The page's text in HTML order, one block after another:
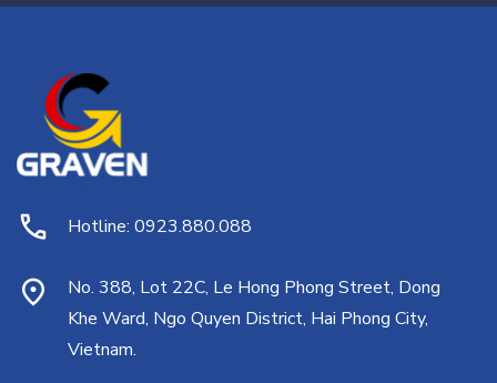
Hotline: 0923.880.088
No. 388, Lot 22C, Le Hong Phong Street, Dong
Khe Ward, Ngo Quyen District, Hai Phong City,
Vietnam.